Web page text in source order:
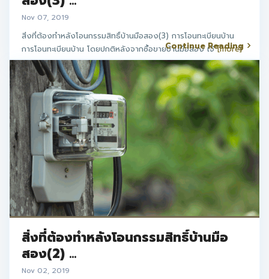
Nov 07, 2019
สิ่งที่ต้องทำหลังโอนกรรมสิทธิ์บ้านมือสอง(3) การโอนทะเบียนบ้าน
การโอนทะเบียนบ้าน โดยปกติหลังจากซื้อขายบ้านมือสอง เจ้[more]
Continue Reading
สิ่งที่ต้องทำหลังโอนกรรมสิทธิ์บ้านมือ
สอง(2) ...
Nov 02, 2019